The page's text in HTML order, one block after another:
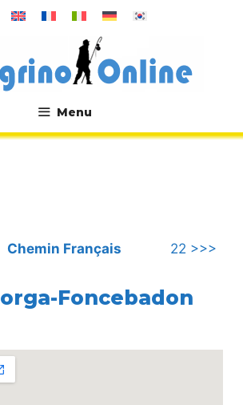
Menu
Chemin Français 22 >>>
Foncebadon